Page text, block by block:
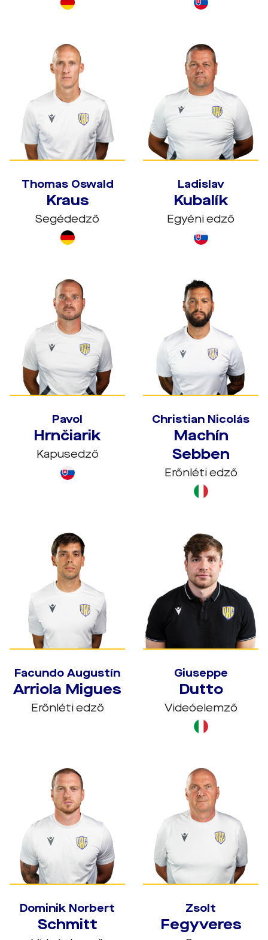
Thomas Oswald
Kraus
Segédedző
Ladislav
Kubalík
Egyéni edző
Pavol
Hrnčiarik
Kapusedző
Christian Nicolás
Machín
Sebben
Erőnléti edző
Facundo Augustín
Arriola Migues
Erőnléti edző
Giuseppe
Dutto
Videóelemző
Dominik Norbert
Schmitt
Zsolt
Fegyveres